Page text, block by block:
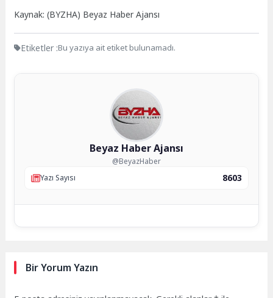
Kaynak: (BYZHA) Beyaz Haber Ajansı
Etiketler :Bu yazıya ait etiket bulunamadı.
Beyaz Haber Ajansı
@BeyazHaber
Yazı Sayısı
8603
Bir Yorum Yazın